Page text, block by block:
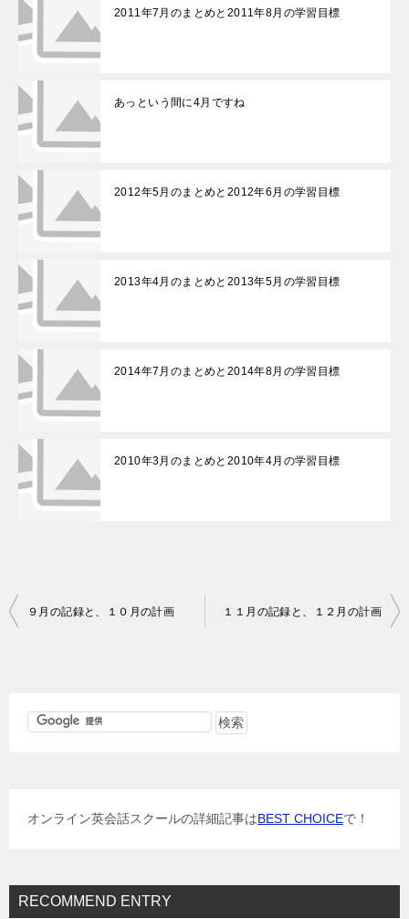
2011年7月のまとめと2011年8月の学習目標
あっという間に4月ですね
2012年5月のまとめと2012年6月の学習目標
2013年4月のまとめと2013年5月の学習目標
2014年7月のまとめと2014年8月の学習目標
2010年3月のまとめと2010年4月の学習目標
投
９月の記録と、１０月の計画 １１月の記録と、１２月の計画
オンライン英会話スクールの詳細記事はBEST CHOICEで！
RECOMMEND ENTRY